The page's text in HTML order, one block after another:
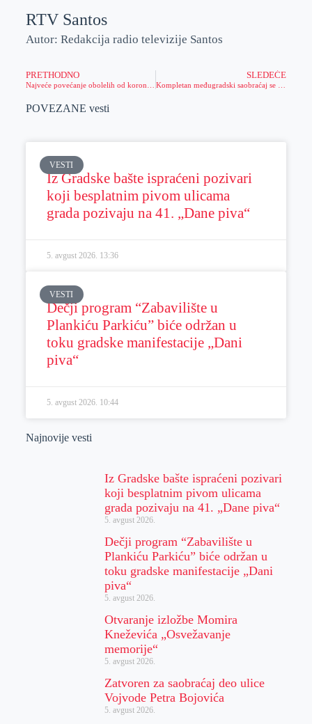
RTV Santos
Autor: Redakcija radio televizije Santos
PRETHODNO SLEDEĆE
POVEZANE vesti
VESTI
Iz Gradske bašte ispraćeni pozivari
koji besplatnim pivom ulicama
grada pozivaju na 41. „Dane piva“
5. avgust 2026. 13:36
VESTI
Dečji program “Zabavilište u
Plankiću Parkiću” biće održan u
toku gradske manifestacije „Dani
piva“
5. avgust 2026. 10:44
Najnovije vesti
Iz Gradske bašte ispraćeni pozivari
koji besplatnim pivom ulicama
grada pozivaju na 41. „Dane piva“
5. avgust 2026.
Dečji program “Zabavilište u
Plankiću Parkiću” biće održan u
toku gradske manifestacije „Dani
piva“
5. avgust 2026.
Otvaranje izložbe Momira
Kneževića „Osvežavanje
memorije“
5. avgust 2026.
Zatvoren za saobraćaj deo ulice
Vojvode Petra Bojovića
5. avgust 2026.